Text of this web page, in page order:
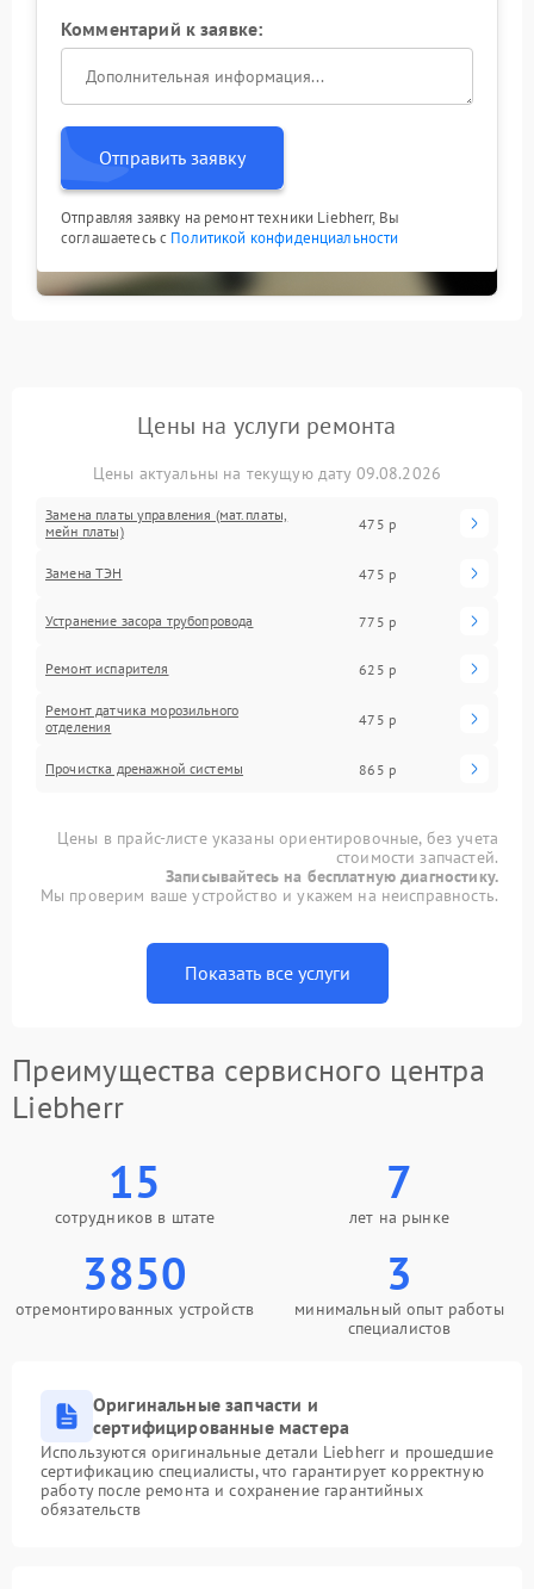
Комментарий к заявке:
Отправить заявку
Отправляя заявку на ремонт техники Liebherr, Вы
соглашаетесь с Политикой конфиденциальности
Цены на услуги ремонта
Цены актуальны на текущую дату 09.08.2026
Замена платы управления (мат.платы,
мейн платы)
475 р
Замена ТЭН 475 р
Устранение засора трубопровода 775 р
Ремонт испарителя 625 р
Ремонт датчика морозильного
отделения
475 р
Прочистка дренажной системы 865 р
Цены в прайс-листе указаны ориентировочные, без учета
стоимости запчастей.
Записывайтесь на бесплатную диагностику.
Мы проверим ваше устройство и укажем на неисправность.
Показать все услуги
Преимущества сервисного центра
Liebherr
15
сотрудников в штате
7
лет на рынке
3850
отремонтированных устройств
3
минимальный опыт работы
специалистов
Оригинальные запчасти и
сертифицированные мастера
Используются оригинальные детали Liebherr и прошедшие
сертификацию специалисты, что гарантирует корректную
работу после ремонта и сохранение гарантийных
обязательств